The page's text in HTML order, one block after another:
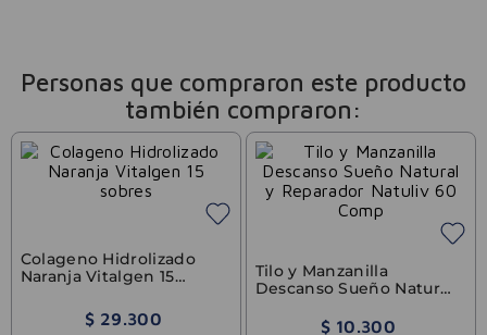
Personas que compraron este producto
también compraron: